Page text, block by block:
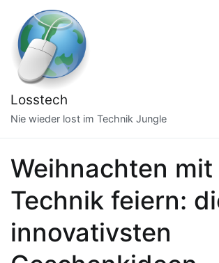
Inhalt
springen
Losstech
Nie wieder lost im Technik Jungle
Weihnachten mit
Technik feiern:
innovativsten